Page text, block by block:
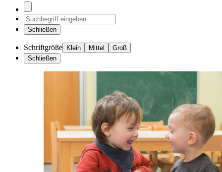
Schließen
Schriftgröße Klein Mittel
Groß
Schließen